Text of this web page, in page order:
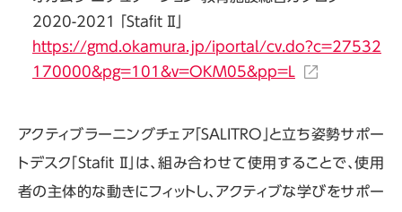
2020-2021 「Stafit Ⅱ」
https://gmd.okamura.jp/iportal/cv.do?c=27532
170000&pg=101&v=OKM05&pp=L
アクティブラーニングチェア「SALITRO」と立ち姿勢サポー
トデスク「Stafit Ⅱ」は、組み合わせて使用することで、使用
者の主体的な動きにフィットし、アクティブな学びをサポー